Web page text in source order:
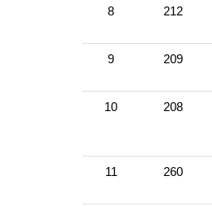
8 212
9 209
10 208
11 260